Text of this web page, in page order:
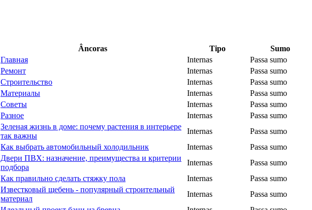
Âncoras Tipo
Sumo
Главная
Internas
Passa sumo
Ремонт
Internas
Passa sumo
Строительство
Internas
Passa sumo
Материалы
Internas
Passa sumo
Советы
Internas
Passa sumo
Разное
Internas
Passa sumo
Зеленая жизнь в доме: почему растения в интерьере
так важны
Internas
Passa sumo
Как выбрать автомобильный холодильник
Internas
Passa sumo
Двери ПВХ: назначение, преимущества и критерии
подбора
Internas
Passa sumo
Как правильно сделать стяжку пола
Internas
Passa sumo
Известковый щебень - популярный строительный
материал
Internas
Passa sumo